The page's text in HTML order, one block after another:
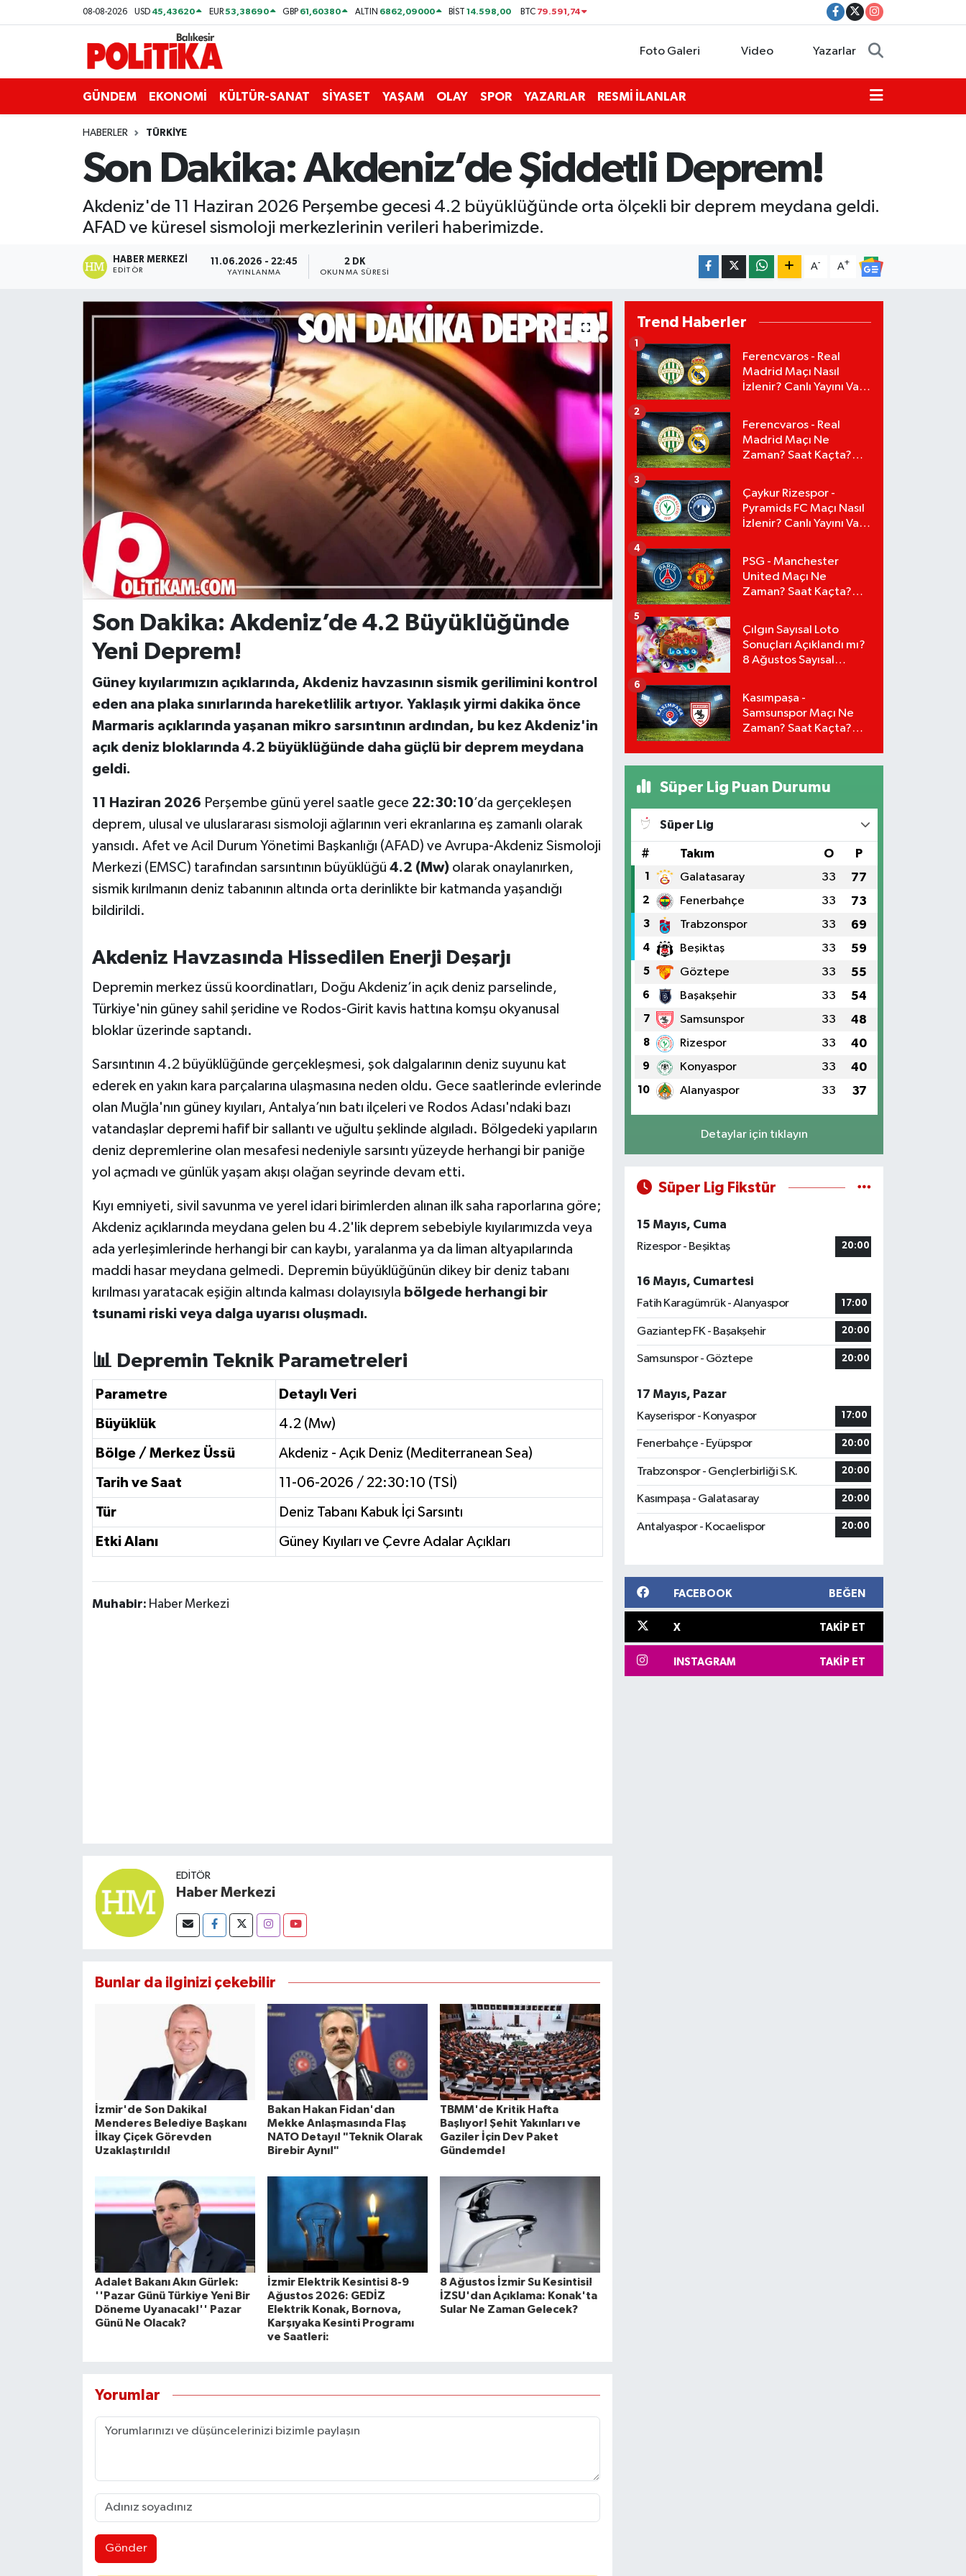
08-08-2026 USD 45,43620 EUR53,38690 GBP 61,60380 ALTIN 6862,09000 BİST14.598,00 BTC 79.591,74
Foto Galeri Video Yazarlar
GÜNDEM EKONOMİ KÜLTÜR-SANAT SİYASET YAŞAM OLAY SPOR YAZARLAR RESMİ İLANLAR
HABERLER TÜRKİYE
Son Dakika: Akdeniz’de Şiddetli Deprem!
Akdeniz'de 11 Haziran 2026 Perşembe gecesi 4.2 büyüklüğünde orta ölçekli bir deprem meydana geldi.
AFAD ve küresel sismoloji merkezlerinin verileri haberimizde.
HABER MERKEZI
EDITÖR
11.06.2026 - 22:45
YAYINLANMA
2 DK
OKUNMA SÜRESI
A- A+
Son Dakika: Akdeniz’de 4.2 Büyüklüğünde
Yeni Deprem!
Güney kıyılarımızın açıklarında, Akdeniz havzasının sismik gerilimini kontrol
eden ana plaka sınırlarında hareketlilik artıyor. Yaklaşık yirmi dakika önce
Marmaris açıklarında yaşanan mikro sarsıntının ardından, bu kez Akdeniz'in
açık deniz bloklarında 4.2 büyüklüğünde daha güçlü bir deprem meydana
geldi.
11 Haziran 2026 Perşembe günü yerel saatle gece 22:30:10’da gerçekleşen
deprem, ulusal ve uluslararası sismoloji ağlarının veri ekranlarına eş zamanlı olarak
yansıdı. Afet ve Acil Durum Yönetimi Başkanlığı (AFAD) ve Avrupa-Akdeniz Sismoloji
Merkezi (EMSC) tarafından sarsıntının büyüklüğü 4.2 (Mw)olarak onaylanırken,
sismik kırılmanın deniz tabanının altında orta derinlikte bir katmanda yaşandığı
bildirildi.
Akdeniz Havzasında Hissedilen Enerji Deşarjı
Depremin merkez üssü koordinatları, Doğu Akdeniz’in açık deniz parselinde,
Türkiye'nin güney sahil şeridine ve Rodos-Girit kavis hattına komşu okyanusal
bloklar üzerinde saptandı.
Sarsıntının 4.2 büyüklüğünde gerçekleşmesi, şok dalgalarının deniz suyunu kat
ederek en yakın kara parçalarına ulaşmasına neden oldu. Gece saatlerinde evlerinde
olan Muğla'nın güney kıyıları, Antalya’nın batı ilçeleri ve Rodos Adası'ndaki bazı
vatandaşlar depremi hafif bir sallantı ve uğultu şeklinde algıladı. Bölgedeki yapıların
deniz depremlerine olan mesafesi nedeniyle sarsıntı yüzeyde herhangi bir paniğe
yol açmadı ve günlük yaşam akışı olağan seyrinde devam etti.
Kıyı emniyeti, sivil savunma ve yerel idari birimlerden alınan ilk saha raporlarına göre;
Akdeniz açıklarında meydana gelen bu 4.2'lik deprem sebebiyle kıyılarımızda veya
ada yerleşimlerinde herhangi bir can kaybı, yaralanma ya da liman altyapılarında
maddi hasar meydana gelmedi. Depremin büyüklüğünün dikey bir deniz tabanı
kırılması yaratacak eşiğin altında kalması dolayısıyla bölgede herhangi bir
tsunami riski veya dalga uyarısı oluşmadı.
📊 Depremin Teknik Parametreleri
Parametre Detaylı Veri
Büyüklük 4.2 (Mw)
Bölge / Merkez Üssü Akdeniz - Açık Deniz (Mediterranean Sea)
Tarih ve Saat 11-06-2026 / 22:30:10 (TSİ)
Tür Deniz Tabanı Kabuk İçi Sarsıntı
Etki Alanı Güney Kıyıları ve Çevre Adalar Açıkları
Muhabir: Haber Merkezi
EDITÖR
Haber Merkezi
Bunlar da ilginizi çekebilir
İzmir'de Son Dakika!
Menderes Belediye Başkanı
İlkay Çiçek Görevden
Uzaklaştırıldı!
Bakan Hakan Fidan'dan
Mekke Anlaşmasında Flaş
NATO Detayı! "Teknik Olarak
Birebir Aynı!"
TBMM'de Kritik Hafta
Başlıyor! Şehit Yakınları ve
Gaziler İçin Dev Paket
Gündemde!
Adalet Bakanı Akın Gürlek:
''Pazar Günü Türkiye Yeni Bir
Döneme Uyanacak!'' Pazar
Günü Ne Olacak?
İzmir Elektrik Kesintisi 8-9
Ağustos 2026: GEDİZ
Elektrik Konak, Bornova,
Karşıyaka Kesinti Programı
ve Saatleri:
8 Ağustos İzmir Su Kesintisi!
İZSU'dan Açıklama: Konak'ta
Sular Ne Zaman Gelecek?
Yorumlar
Gönder
Trend Haberler
Ferencvaros - Real
Madrid Maçı Nasıl
İzlenir? Canlı Yayını Var
1
Ferencvaros - Real
Madrid Maçı Ne
Zaman? Saat Kaçta?
Oynayacak mı?
2
Çaykur Rizespor -
Pyramids FC Maçı Nasıl
İzlenir? Canlı Yayını Var
3
PSG - Manchester
United Maçı Ne
Zaman? Saat Kaçta?
4
Çılgın Sayısal Loto
Sonuçları Açıklandı mı?
8 Ağustos Sayısal
5
Kasımpaşa -
Samsunspor Maçı Ne
Zaman? Saat Kaçta?
6
Süper Lig Puan Durumu
Süper Lig
# Takım O P
1 Galatasaray 33 77
2 Fenerbahçe 33 73
3 Trabzonspor 33 69
4 Beşiktaş 33 59
5 Göztepe 33 55
6 Başakşehir 33 54
7 Samsunspor 33 48
8 Rizespor 33 40
9 Konyaspor 33 40
10 Alanyaspor 33 37
Detaylar için tıklayın
Süper Lig Fikstür
15 Mayıs, Cuma
Rizespor - Beşiktaş
20:00
16 Mayıs, Cumartesi
Fatih Karagümrük - Alanyaspor
17:00
Gaziantep FK - Başakşehir 20:00
Samsunspor - Göztepe 20:00
17 Mayıs, Pazar
Kayserispor - Konyaspor
17:00
Fenerbahçe - Eyüpspor 20:00
Trabzonspor - Gençlerbirliği S.K. 20:00
Kasımpaşa - Galatasaray 20:00
Antalyaspor - Kocaelispor 20:00
FACEBOOK BEĞEN
X TAKIP ET
INSTAGRAM TAKIP ET
ASTROLOJİ
Bandırma
Burhaniye
Dursunbey
Edremit
EKONOMİ
MAGAZİN
Resmi İlanlar
Savaştepe
VİZYONDAKİLER
Balıkesir Nöbetçi Eczaneler
Balıkesir Hava Durumu
Balıkesir Namaz Vakitleri
Balıkesir Trafik Yoğunluk Haritası
Süper Lig Puan Durumu ve Fikstür
Son Dakika Haberleri